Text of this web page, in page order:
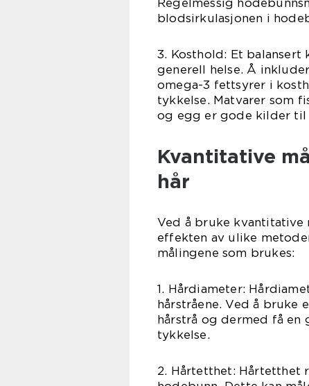
blodsirkulasjonen i
3. Kosthold: Et
generell helse. Å
omega-3 fettsyrer i
tykkelse. Matvarer som
og egg er gode kilder
Kvantitative
hår
Ved å bruke kvantitative
effekten av ulike
målingene som brukes:
1. Hårdiameter:
hårstråene. Ved å bruke
hårstrå og dermed få en
tykkelse.
2. Hårtetthet: Hårtetthet